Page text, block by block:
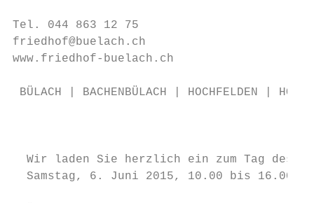
Tel. 044 863 12 75
friedhof@buelach.ch
www.friedhof-buelach.ch
BÜLACH | BACHENBÜLACH | HOCHFELDEN |
Wir laden Sie herzlich ein zum Tag des
Samstag, 6. Juni 2015, 10.00 bis 16.00